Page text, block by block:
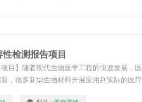
检测报告项目
项目】随着现代生物医学工程的快速发展，医
，很多新型生物材料开展应用到实际的医疗